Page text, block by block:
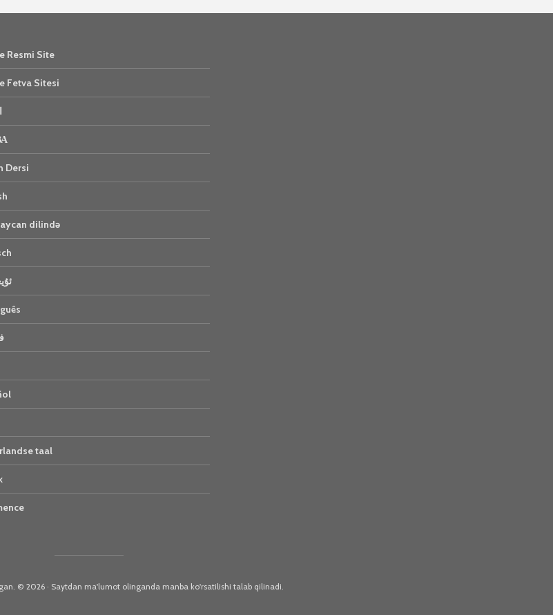
Resmi Site
Fetva Sitesi
Dersi
dilində
taal
© 2026 · Saytdan ma'lumot olinganda manba ko'rsatilishi talab qilinadi.